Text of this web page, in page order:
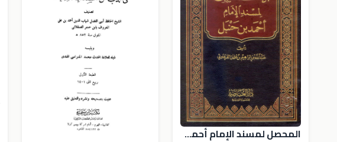
المحصل لمسند الإمام أحمد بن حنبل